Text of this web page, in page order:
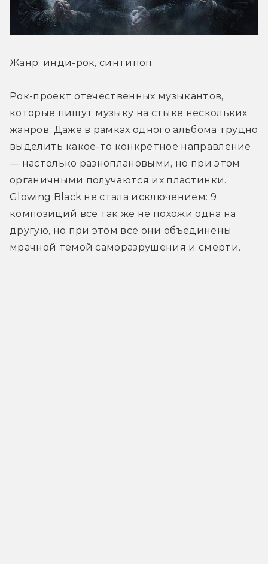
Жанр: инди-рок, синтипоп
Рок-проект отечественных музыкантов,
которые пишут музыку на стыке нескольких
жанров. Даже в рамках одного альбома трудно
выделить какое-то конкретное направление
— настолько разноплановыми, но при этом
органичными получаются их пластинки.
Glowing Black не стала исключением: 9
композиций всё так же не похожи одна на
другую, но при этом все они объединены
мрачной темой саморазрушения и смерти.